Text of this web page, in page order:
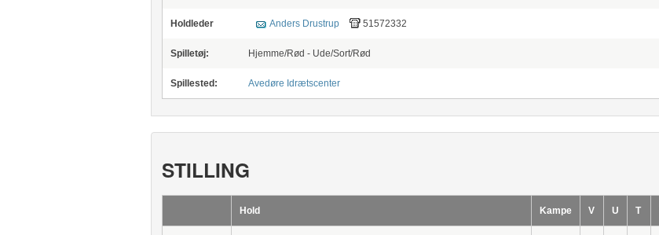
Holdleder Anders Drustrup 51572332
Spilletøj: Hjemme/Rød - Ude/Sort/Rød
Spillested: Avedøre Idrætscenter
STILLING
Hold Kampe V U T